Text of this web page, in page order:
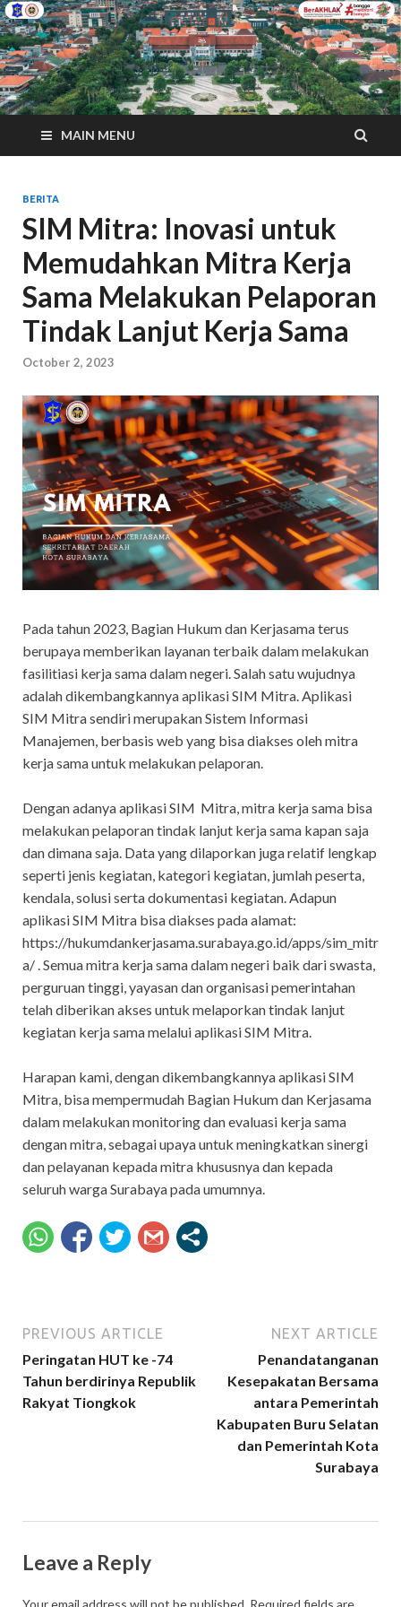
MAIN MENU
BERITA
SIM Mitra: Inovasi untuk
Memudahkan Mitra Kerja
Sama Melakukan Pelaporan
Tindak Lanjut Kerja Sama
October 2, 2023
Pada tahun 2023, Bagian Hukum dan Kerjasama terus
berupaya memberikan layanan terbaik dalam melakukan
fasilitiasi kerja sama dalam negeri. Salah satu wujudnya
adalah dikembangkannya aplikasi SIM Mitra. Aplikasi
SIM Mitra sendiri merupakan Sistem Informasi
Manajemen, berbasis web yang bisa diakses oleh mitra
kerja sama untuk melakukan pelaporan.
Dengan adanya aplikasi SIM Mitra, mitra kerja sama bisa
melakukan pelaporan tindak lanjut kerja sama kapan saja
dan dimana saja. Data yang dilaporkan juga relatif lengkap
seperti jenis kegiatan, kategori kegiatan, jumlah peserta,
kendala, solusi serta dokumentasi kegiatan. Adapun
aplikasi SIM Mitra bisa diakses pada alamat:
https://hukumdankerjasama.surabaya.go.id/apps/sim_mitr
a/ . Semua mitra kerja sama dalam negeri baik dari swasta,
perguruan tinggi, yayasan dan organisasi pemerintahan
telah diberikan akses untuk melaporkan tindak lanjut
kegiatan kerja sama melalui aplikasi SIM Mitra.
Harapan kami, dengan dikembangkannya aplikasi SIM
Mitra, bisa mempermudah Bagian Hukum dan Kerjasama
dalam melakukan monitoring dan evaluasi kerja sama
dengan mitra, sebagai upaya untuk meningkatkan sinergi
dan pelayanan kepada mitra khususnya dan kepada
seluruh warga Surabaya pada umumnya.
PREVIOUS ARTICLE
Peringatan HUT ke -74
Tahun berdirinya Republik
Rakyat Tiongkok
NEXT ARTICLE
Penandatanganan
Kesepakatan Bersama
antara Pemerintah
Kabupaten Buru Selatan
dan Pemerintah Kota
Surabaya
Leave a Reply
Your email address will not be published. Required fields are